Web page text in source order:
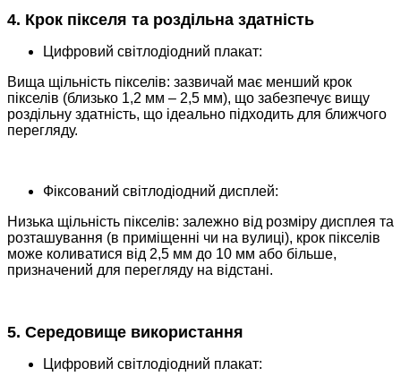
4. Крок пікселя та роздільна здатність
Цифровий світлодіодний плакат:
Вища щільність пікселів: зазвичай має менший крок
пікселів (близько 1,2 мм – 2,5 мм), що забезпечує вищу
роздільну здатність, що ідеально підходить для ближчого
перегляду.
Фіксований світлодіодний дисплей:
Низька щільність пікселів: залежно від розміру дисплея та
розташування (в приміщенні чи на вулиці), крок пікселів
може коливатися від 2,5 мм до 10 мм або більше,
призначений для перегляду на відстані.
5. Середовище використання
Цифровий світлодіодний плакат: